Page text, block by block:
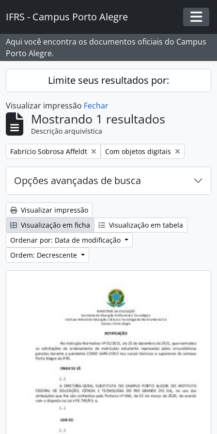
IFRS - Campus Porto Alegre
Aqui você encontra os documentos oficiais do Campus
Porto Alegre.
Limite seus resultados por:
Visualizar impressão Fechar
Mostrando 1 resultados
Descrição arquivística
Remover filtro:
Fabrício Sobrosa Affeldt Remover filtro:
Com objetos digitais
Opções avançadas de busca
Visualizar impressão
Visualização em ficha
Visualização em tabela
Ordenar por: Data de modificação
Ordem: Decrescente